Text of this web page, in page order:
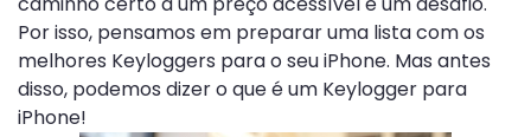
Por isso, pensamos em preparar uma lista com os
melhores Keyloggers para o seu iPhone. Mas antes
disso, podemos dizer o que é um Keylogger para
iPhone!